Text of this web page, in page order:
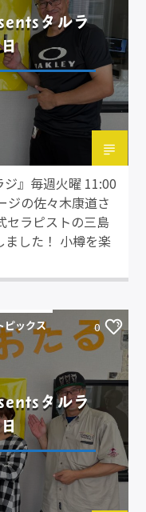
タルラ
ジ』毎週火曜 11:00
ジの佐々木康道さ
セラピストの三島
した！ 小樽を楽
ピックス 0
タルラ